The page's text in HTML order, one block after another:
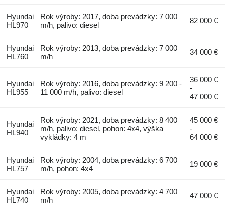
Hyundai
HL970
Rok výroby: 2017, doba prevádzky: 7 000
m/h, palivo: diesel
82 000 €
Hyundai
HL760
Rok výroby: 2013, doba prevádzky: 7 000
m/h
34 000 €
Hyundai
HL955
Rok výroby: 2016, doba prevádzky: 9 200 -
11 000 m/h, palivo: diesel
36 000 €
-
47 000 €
Hyundai
HL940
Rok výroby: 2021, doba prevádzky: 8 400
m/h, palivo: diesel, pohon: 4x4, výška
vykládky: 4 m
45 000 €
-
64 000 €
Hyundai
HL757
Rok výroby: 2004, doba prevádzky: 6 700
m/h, pohon: 4x4
19 000 €
Hyundai
HL740
Rok výroby: 2005, doba prevádzky: 4 700
m/h
47 000 €